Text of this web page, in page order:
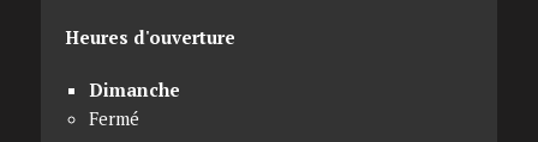
Heures d'ouverture
Dimanche
Fermé